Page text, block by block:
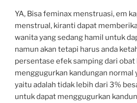
YA, Bisa feminax menstruasi, em
menstrual, kiranti dapat
wanita yang sedang hamil untuk
namun akan tetapi harus anda
persentase efek samping dari obat
menggugurkan kandungan normal
yaitu adalah tidak lebih dari 3%
untuk dapat menggugurkan